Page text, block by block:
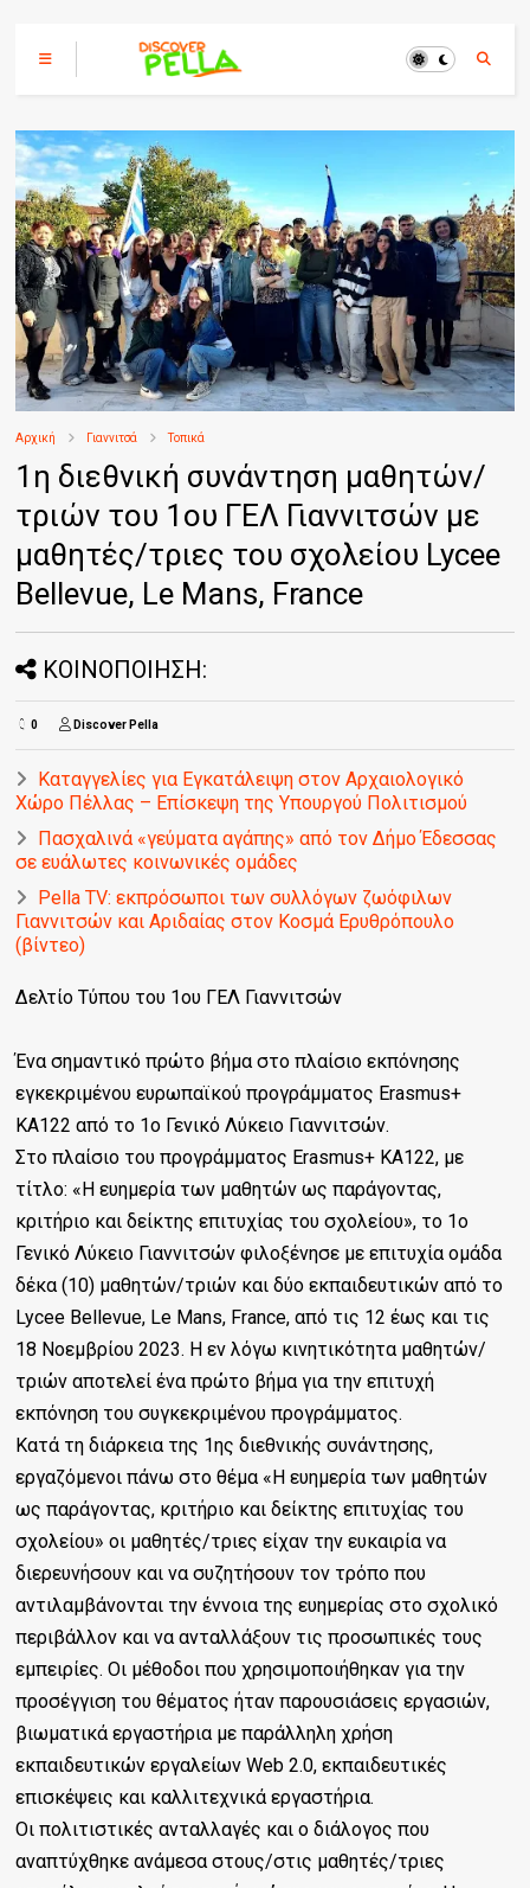
Αρχική Γιαννιτσά Τοπικά
1η διεθνική συνάντηση μαθητών/
τριών του 1ου ΓΕΛ Γιαννιτσών με
μαθητές/τριες του σχολείου Lycee
Bellevue, Le Mans, France
ΚΟΙΝΟΠΟΙΗΣΗ:
0 Discover Pella
Καταγγελίες για Εγκατάλειψη στον Αρχαιολογικό
Χώρο Πέλλας – Επίσκεψη της Υπουργού Πολιτισμού
Πασχαλινά «γεύματα αγάπης» από τον Δήμο Έδεσσας
σε ευάλωτες κοινωνικές ομάδες
Pella TV: εκπρόσωποι των συλλόγων ζωόφιλων
Γιαννιτσών και Αριδαίας στον Κοσμά Ερυθρόπουλο
(βίντεο)
Δελτίο Τύπου του 1ου ΓΕΛ Γιαννιτσών
Ένα σημαντικό πρώτο βήμα στο πλαίσιο εκπόνησης
εγκεκριμένου ευρωπαϊκού προγράμματος Erasmus+
KA122 από το 1ο Γενικό Λύκειο Γιαννιτσών.
Στο πλαίσιο του προγράμματος Erasmus+ KA122, με
τίτλο: «Η ευημερία των μαθητών ως παράγοντας,
κριτήριο και δείκτης επιτυχίας του σχολείου», το 1ο
Γενικό Λύκειο Γιαννιτσών φιλοξένησε με επιτυχία ομάδα
δέκα (10) μαθητών/τριών και δύο εκπαιδευτικών από το
Lycee Bellevue, Le Μans, France, από τις 12 έως και τις
18 Νοεμβρίου 2023. Η εν λόγω κινητικότητα μαθητών/
τριών αποτελεί ένα πρώτο βήμα για την επιτυχή
εκπόνηση του συγκεκριμένου προγράμματος.
Κατά τη διάρκεια της 1ης διεθνικής συνάντησης,
εργαζόμενοι πάνω στο θέμα «Η ευημερία των μαθητών
ως παράγοντας, κριτήριο και δείκτης επιτυχίας του
σχολείου» οι μαθητές/τριες είχαν την ευκαιρία να
διερευνήσουν και να συζητήσουν τον τρόπο που
αντιλαμβάνονται την έννοια της ευημερίας στο σχολικό
περιβάλλον και να ανταλλάξουν τις προσωπικές τους
εμπειρίες. Οι μέθοδοι που χρησιμοποιήθηκαν για την
προσέγγιση του θέματος ήταν παρουσιάσεις εργασιών,
βιωματικά εργαστήρια με παράλληλη χρήση
εκπαιδευτικών εργαλείων Web 2.0, εκπαιδευτικές
επισκέψεις και καλλιτεχνικά εργαστήρια.
Οι πολιτιστικές ανταλλαγές και ο διάλογος που
αναπτύχθηκε ανάμεσα στους/στις μαθητές/τριες